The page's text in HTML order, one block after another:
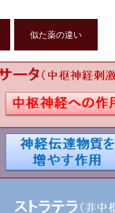
似た薬の違い